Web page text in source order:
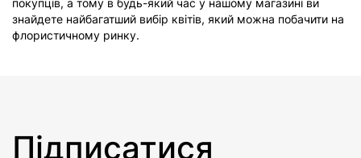
покупців, а тому в будь-який час у нашому магазині ви
знайдете найбагатший вибір квітів, який можна побачити на
флористичному ринку.
Підписатися